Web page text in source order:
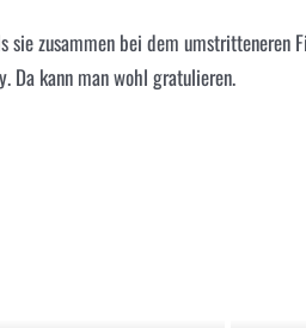
sie zusammen bei dem umstritteneren
Da kann man wohl gratulieren.